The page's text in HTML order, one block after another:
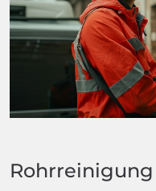
Rohrreinigung